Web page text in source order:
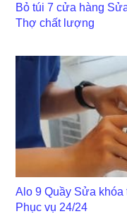
Bỏ túi 7 cửa hàng
Thợ chất lượng
Alo 9 Quầy Sửa
Phục vụ 24/24